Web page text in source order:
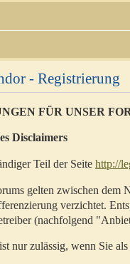
- Registrierung
FÜR UNSER
Disclaimers
Teil der Seite http://
gelten zwischen
verzichtet.
(nachfolgend
nur zulässig, wenn Sie